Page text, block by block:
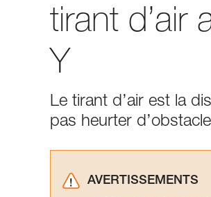
tirant d’air
Y
Le tirant d’air est la
pas heurter
AVERTISSEMENTS